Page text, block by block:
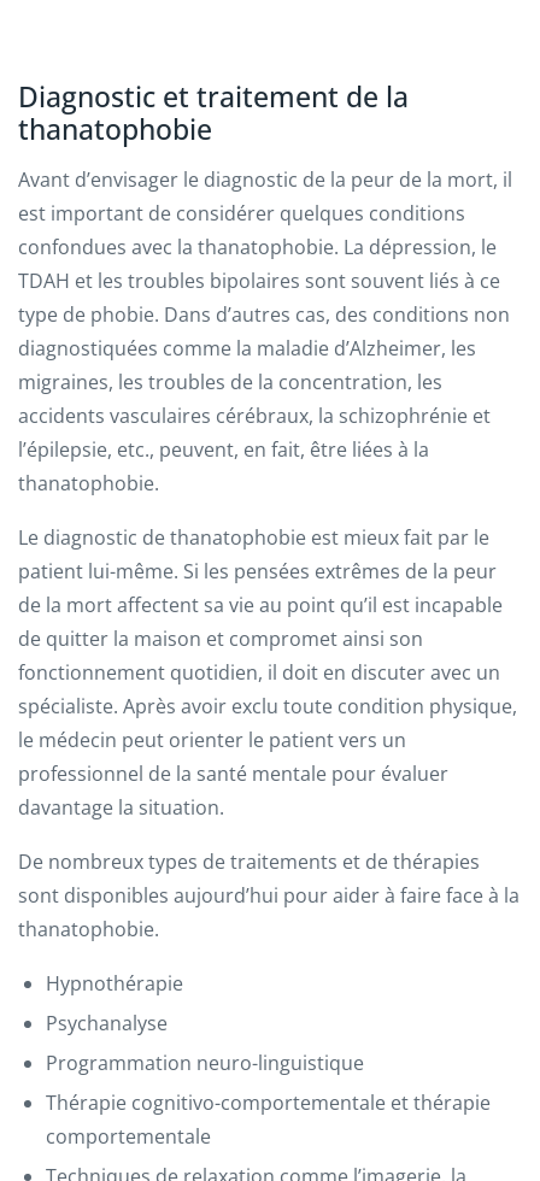
Diagnostic et traitement de la
thanatophobie
Avant d’envisager le diagnostic de la peur de la mort, il
est important de considérer quelques conditions
confondues avec la thanatophobie. La dépression, le
TDAH et les troubles bipolaires sont souvent liés à ce
type de phobie. Dans d’autres cas, des conditions non
diagnostiquées comme la maladie d’Alzheimer, les
migraines, les troubles de la concentration, les
accidents vasculaires cérébraux, la schizophrénie et
l’épilepsie, etc., peuvent, en fait, être liées à la
thanatophobie.
Le diagnostic de thanatophobie est mieux fait par le
patient lui-même. Si les pensées extrêmes de la peur
de la mort affectent sa vie au point qu’il est incapable
de quitter la maison et compromet ainsi son
fonctionnement quotidien, il doit en discuter avec un
spécialiste. Après avoir exclu toute condition physique,
le médecin peut orienter le patient vers un
professionnel de la santé mentale pour évaluer
davantage la situation.
De nombreux types de traitements et de thérapies
sont disponibles aujourd’hui pour aider à faire face à la
thanatophobie.
Hypnothérapie
Psychanalyse
Programmation neuro-linguistique
Thérapie cognitivo-comportementale et thérapie
comportementale